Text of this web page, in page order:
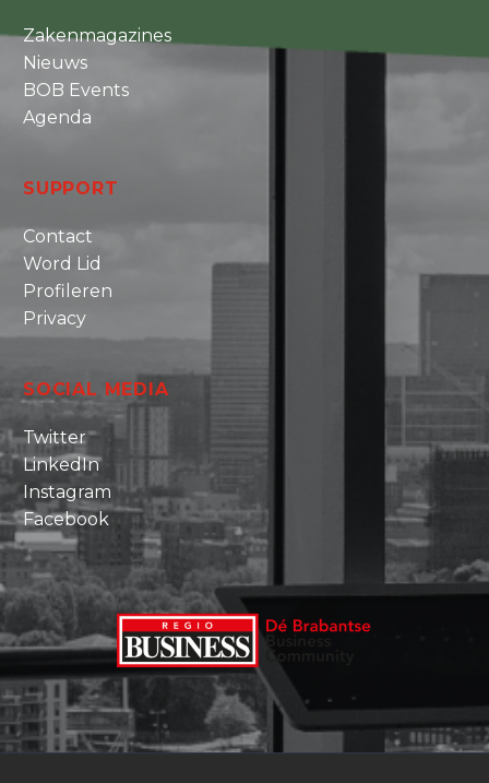
Zakenmagazines
Nieuws
BOB Events
Agenda
SUPPORT
Contact
Word Lid
Profileren
Privacy
SOCIAL MEDIA
Twitter
LinkedIn
Instagram
Facebook